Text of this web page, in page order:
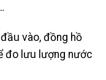
vào, đồng hồ
đo lưu lượng nước